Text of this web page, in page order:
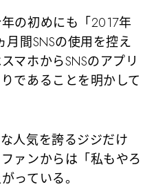
の初めにも「2017年
間SNSの使用を控え
マホからSNSのアプリ
であることを明かして
人気を誇るジジだけ
ァンからは「私もやろ
っている。